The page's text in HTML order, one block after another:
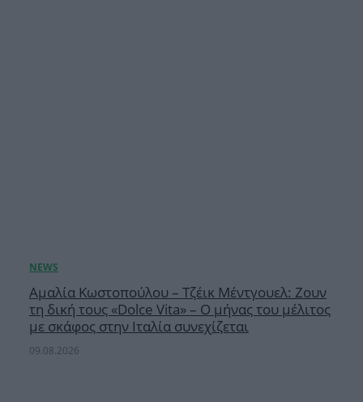
Αμαλία Κωστοπούλου – Τζέικ Μέντγουελ: Ζουν
τη δική τους «Dolce Vita» – Ο μήνας του μέλιτος
με σκάφος στην Ιταλία συνεχίζεται
09.08.2026